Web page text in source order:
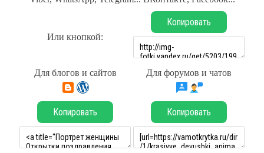
Или кнопкой:
Копировать
Для блогов и сайтов Для форумов и чатов
Копировать Копировать